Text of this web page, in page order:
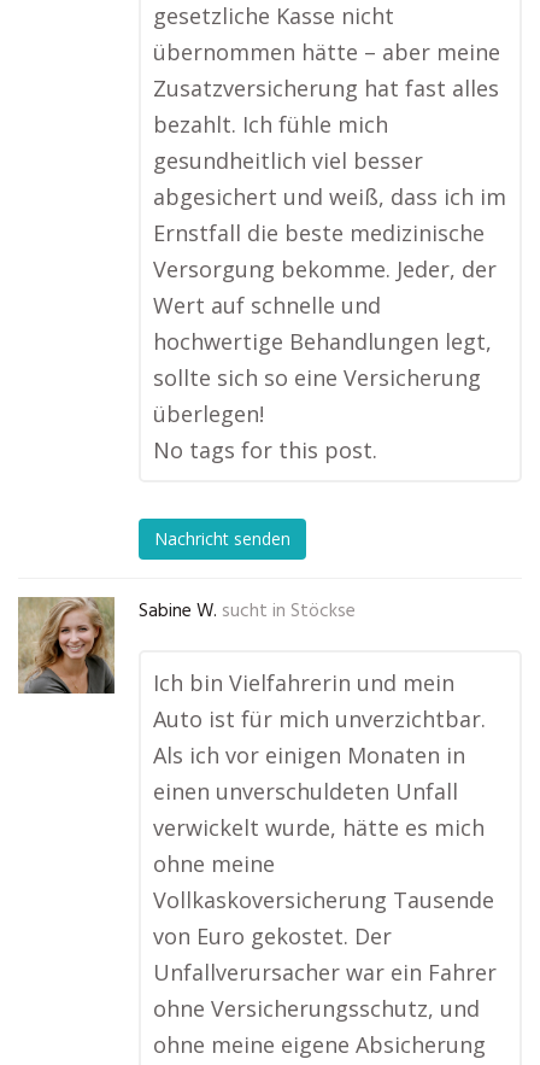
gesetzliche Kasse nicht
übernommen hätte – aber meine
Zusatzversicherung hat fast alles
bezahlt. Ich fühle mich
gesundheitlich viel besser
abgesichert und weiß, dass ich im
Ernstfall die beste medizinische
Versorgung bekomme. Jeder, der
Wert auf schnelle und
hochwertige Behandlungen legt,
sollte sich so eine Versicherung
überlegen!
No tags for this post.
Nachricht senden
Sabine W. sucht in Stöckse
Ich bin Vielfahrerin und mein
Auto ist für mich unverzichtbar.
Als ich vor einigen Monaten in
einen unverschuldeten Unfall
verwickelt wurde, hätte es mich
ohne meine
Vollkaskoversicherung Tausende
von Euro gekostet. Der
Unfallverursacher war ein Fahrer
ohne Versicherungsschutz, und
ohne meine eigene Absicherung